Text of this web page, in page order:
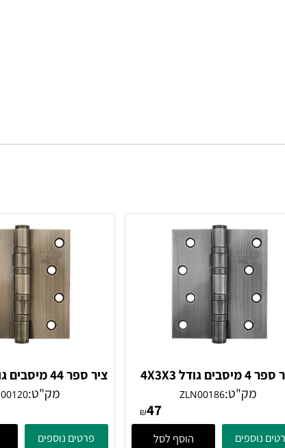
ציר ספר 4 מיסבים גודל 4X3X3
ניקל מוברש
מק"ט:ZLN00186 נחושתמק"ט:ZLN00120